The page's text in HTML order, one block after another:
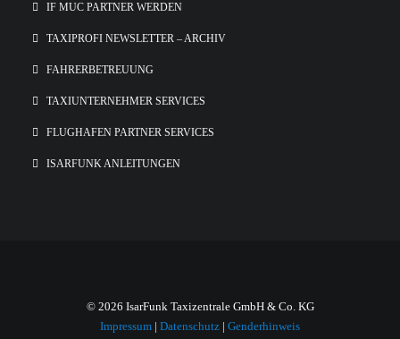
IF MUC PARTNER WERDEN
TAXIPROFI NEWSLETTER – ARCHIV
FAHRERBETREUUNG
TAXIUNTERNEHMER SERVICES
FLUGHAFEN PARTNER SERVICES
ISARFUNK ANLEITUNGEN
© 2026 IsarFunk Taxizentrale GmbH & Co. KG
Impressum | Datenschutz | Genderhinweis